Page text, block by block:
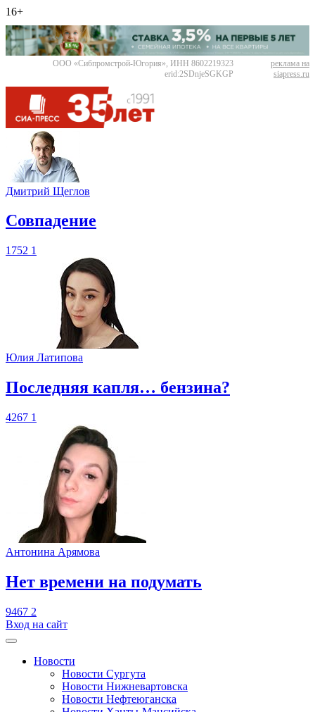
16+
ООО «Сибпромстрой-Югория», ИНН 8602219323
erid:2SDnjeSGKGP
реклама на
siapress.ru
Дмитрий Щеглов
​Совпадение
1752 1
Юлия Латипова
​Последняя капля… бензина?
4267 1
Антонина Арямова
​Нет времени на подумать
9467 2
Вход на сайт
Новости
Новости Сургута
Новости Нижневартовска
Новости Нефтеюганска